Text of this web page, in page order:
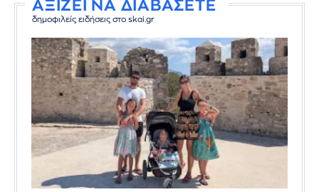
ΑΞΙΖΕΙ ΝΑ ΔΙΑΒΑΣΕΤΕ
δημοφιλείς ειδήσεις στο skai.gr